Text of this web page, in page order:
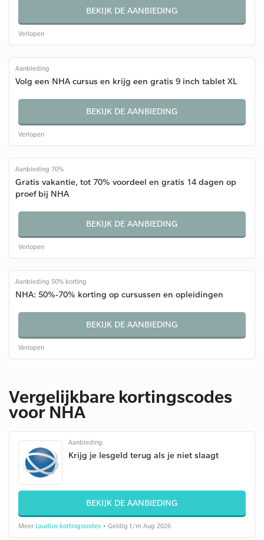
BEKIJK DE AANBIEDING
Verlopen
Aanbieding
Volg een NHA cursus en krijg een gratis 9 inch tablet XL
BEKIJK DE AANBIEDING
Verlopen
Aanbieding 70%
Gratis vakantie, tot 70% voordeel en gratis 14 dagen op
proef bij NHA
BEKIJK DE AANBIEDING
Verlopen
Aanbieding 50% korting
NHA: 50%-70% korting op cursussen en opleidingen
BEKIJK DE AANBIEDING
Verlopen
Vergelijkbare kortingscodes
voor NHA
Aanbieding
Krijg je lesgeld terug als je niet slaagt
BEKIJK DE AANBIEDING
Meer Laudius kortingscodes • Geldig t/m Aug 2026